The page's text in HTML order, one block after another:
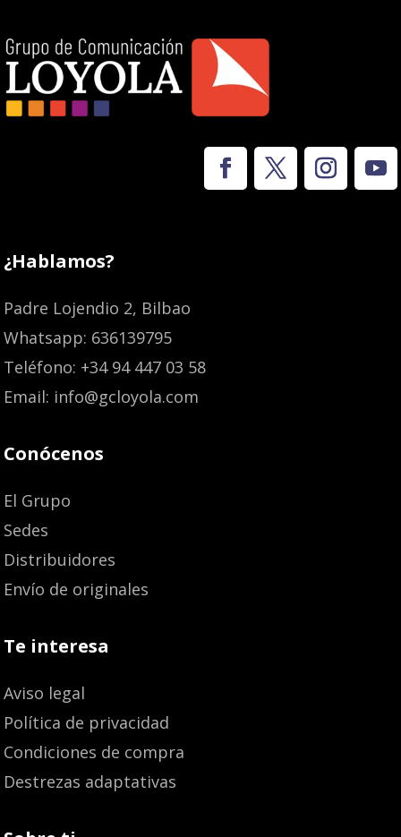
¿Hablamos?
Padre Lojendio 2, Bilbao
Whatsapp: 636139795
Teléfono: +34 94 447 03 58
Email: info@gcloyola.com
Conócenos
El Grupo
Sedes
Distribuidores
Envío de originales
Te interesa
Aviso legal
Política de privacidad
Condiciones de compra
Destrezas adaptativas